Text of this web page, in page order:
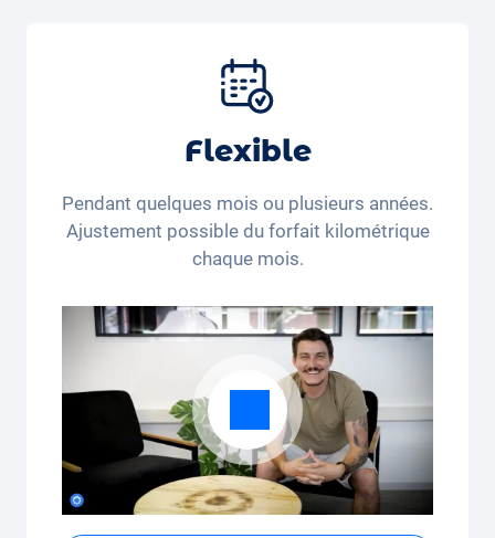
pneus et autres extras.
Flexible
Pendant quelques mois ou plusieurs années.
Ajustement possible du forfait kilométrique
chaque mois.